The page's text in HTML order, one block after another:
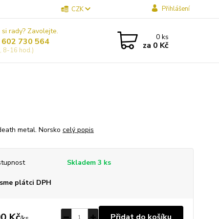
CZK Přihlášení
rady? Zavolejte.
730 564
8-16 hod.)
0ks
za 0 Kč
metal. Norsko celý popis
Skladem 3 ks
plátci DPH